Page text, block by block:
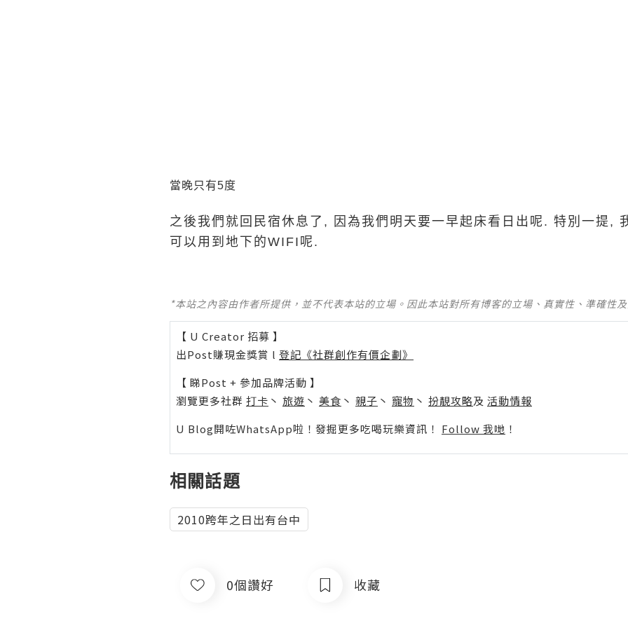
當晚只有5度
之後我們就回民宿休息了, 因為我們明天要一早起床看日出呢. 特別一提,
可以用到地下的WIFI呢.
*本站之內容由作者所提供，並不代表本站的立場。因此本站對所有博客的立場、真實性、準確性
【 U Creator 招募 】
出Post賺現金獎賞 l 登記《社群創作有價企劃》
【 睇Post + 參加品牌活動 】
瀏覽更多社群 打卡 丶 旅遊 丶 美食 丶 親子 丶 寵物 丶 扮靚攻略及 活動情報
U Blog開咗WhatsApp啦！發掘更多吃喝玩樂資訊！ Follow 我哋 ！
相關話題
2010跨年之日出有台中
0個讚好 收藏